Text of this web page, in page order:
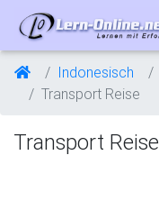
Indonesisch
Transport Reise
Transport Reise